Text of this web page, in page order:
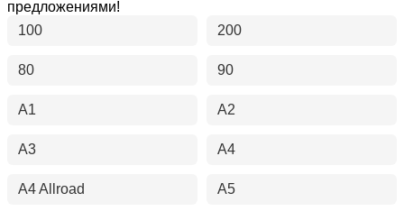
предложениями!
100
200
80 90
A1 A2
A3 A4
A4 Allroad A5